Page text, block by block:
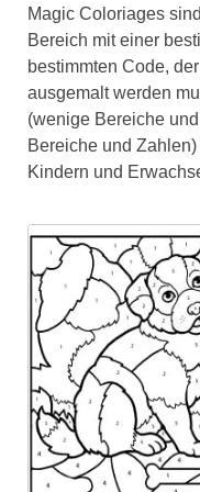
Magic Coloriages
Bereich mit einer
bestimmten Code,
ausgemalt werden
(wenige Bereiche
Bereiche und
Kindern und